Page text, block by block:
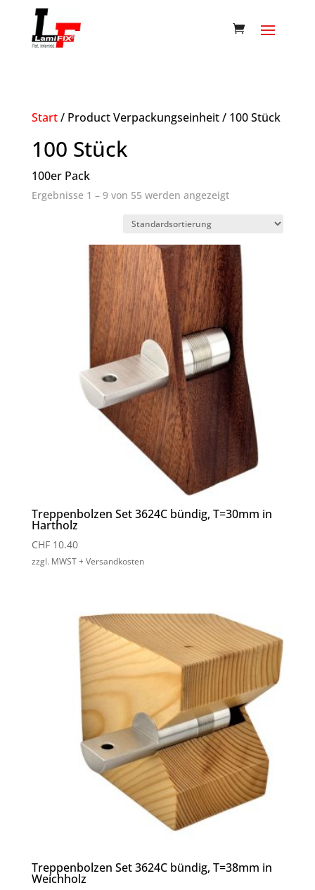
Start/ Product Verpackungseinheit / 100 Stück
100 Stück
100er Pack
Ergebnisse 1 – 9 von 55 werden angezeigt
Treppenbolzen Set 3624C bündig, T=30mm in
Hartholz
CHF10.40
zzgl. MWST + Versandkosten
Treppenbolzen Set 3624C bündig, T=38mm in
Weichholz